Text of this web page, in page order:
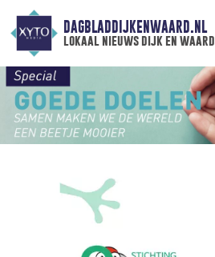
DAGBLADDIJKENWAARD.NL
lokaal nieuws dijk en waard